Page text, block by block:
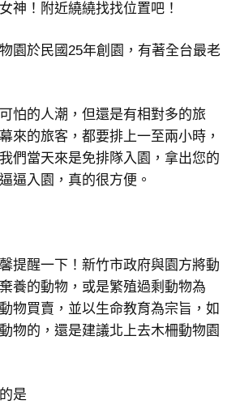
神！附近繞繞找找位置吧！
園於民國25年創園，有著全台最老
怕的人潮，但還是有相對多的旅
來的旅客，都要排上一至兩小時，
們當天來是免排隊入園，拿出您的
逼入園，真的很方便。
提醒一下！新竹市政府與園方將動
養的動物，或是繁殖過剩動物為
物買賣，並以生命教育為宗旨，如
物的，還是建議北上去木柵動物園
是